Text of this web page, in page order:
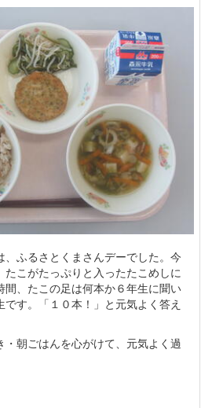
、ふるさとくまさんデーでした。今
たこがたっぷりと入ったたこめしに
間、たこの足は何本か６年生に聞い
す。「１０本！」と元気よく答え
・朝ごはんを心がけて、元気よく過